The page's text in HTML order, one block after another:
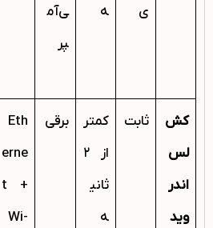
ی
ه
ی‌آم
پر
کش
لس
اندر
وید
ثابت
کمتر
از ۲
ثانی
ه
برقی
Eth
erne
t +
Wi-